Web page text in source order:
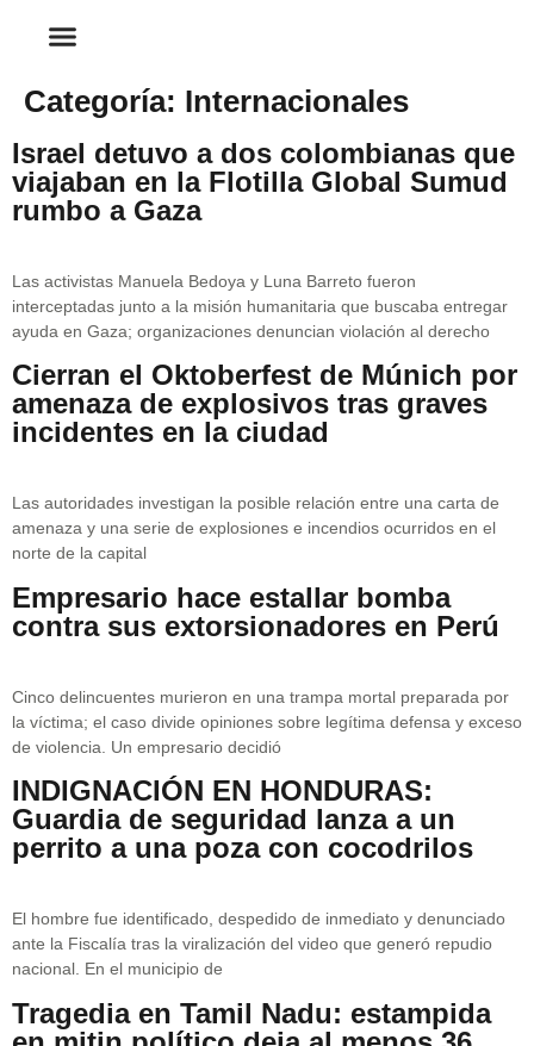
Categoría: Internacionales
Israel detuvo a dos colombianas que
viajaban en la Flotilla Global Sumud
rumbo a Gaza
Las activistas Manuela Bedoya y Luna Barreto fueron
interceptadas junto a la misión humanitaria que buscaba entregar
ayuda en Gaza; organizaciones denuncian violación al derecho
Cierran el Oktoberfest de Múnich por
amenaza de explosivos tras graves
incidentes en la ciudad
Las autoridades investigan la posible relación entre una carta de
amenaza y una serie de explosiones e incendios ocurridos en el
norte de la capital
Empresario hace estallar bomba
contra sus extorsionadores en Perú
Cinco delincuentes murieron en una trampa mortal preparada por
la víctima; el caso divide opiniones sobre legítima defensa y exceso
de violencia. Un empresario decidió
INDIGNACIÓN EN HONDURAS:
Guardia de seguridad lanza a un
perrito a una poza con cocodrilos
El hombre fue identificado, despedido de inmediato y denunciado
ante la Fiscalía tras la viralización del video que generó repudio
nacional. En el municipio de
Tragedia en Tamil Nadu: estampida